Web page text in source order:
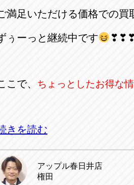
満足いただける価格での買
ぅーっと継続中です
こで、 ちょっとしたお得な
きを読む
アップル春日井店
権田